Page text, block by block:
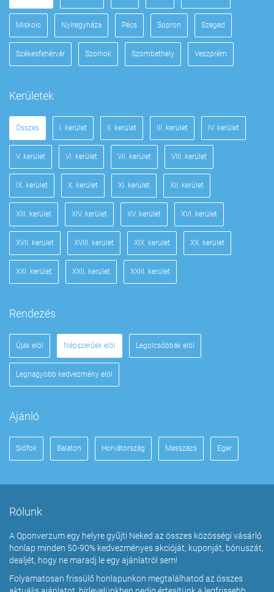
Miskolc Nyíregyháza Pécs Sopron Szeged
Székesfehérvár Szolnok Szombathely Veszprém
Kerületek
Összes I. kerület II. kerület III. kerület IV. kerület
V. kerület VI. kerület VII. kerület VIII. kerület
IX. kerület X. kerület XI. kerület XII. kerület
XIII. kerület XIV. kerület XV. kerület XVI. kerület
XVII. kerület XVIII. kerület XIX. kerület XX. kerület
XXI. kerület XXII. kerület XXIII. kerület
Rendezés
Újak elöl Népszerűek elöl Legolcsóbbak elöl
Legnagyobb kedvezmény elöl
Ajánló
Siófok Balaton Horvátország Masszázs Eger
Rólunk
A Qponverzum egy helyre gyűjti Neked az összes közösségi vásárló
honlap minden 50-90% kedvezményes akcióját, kuponját, bónuszát,
dealjét, hogy ne maradj le egy ajánlatról sem!
Folyamatosan frissülő honlapunkon megtalálhatod az összes